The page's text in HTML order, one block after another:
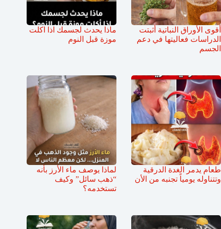
أقوى الأوراق النباتية أثبتت
الدراسات فعاليتها في دعم
الجسم
ماذا يحدث لجسمك اذا اكلت
موزة قبل النوم
طعام يدمر الغدة الدرقية
وتتناوله يومياً تجنبه من الأن
لماذا يوصف ماء الأرز بأنه
“ذهب سائل” وكيف
تستخدمه؟